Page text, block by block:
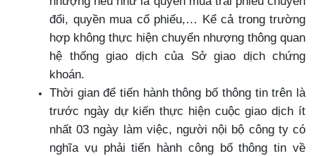
đổi, quyền mua cổ phiếu,… Kể cả trong trường
hợp không thực hiện chuyển nhượng thông quan
hệ thống giao dịch của Sở giao dịch chứng
khoán.
Thời gian để tiến hành thông bố thông tin trên là
trước ngày dự kiến thực hiện cuộc giao dịch ít
nhất 03 ngày làm việc, người nội bộ công ty có
nghĩa vụ phải tiến hành công bố thông tin về